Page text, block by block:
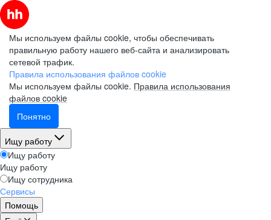
Мы используем файлы cookie, чтобы обеспечивать
правильную работу нашего веб-сайта и анализировать
сетевой трафик.
Правила использования файлов cookie
Мы используем файлы cookie. Правила использования
файлов cookie
Понятно
Ищу работу
Ищу работу
Ищу работу
Ищу сотрудника
Сервисы
Помощь